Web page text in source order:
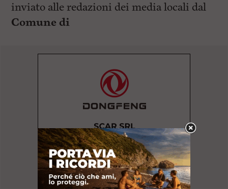
inviato alle redazioni dei media locali dal
Comune di